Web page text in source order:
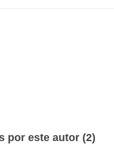
por este autor (2)